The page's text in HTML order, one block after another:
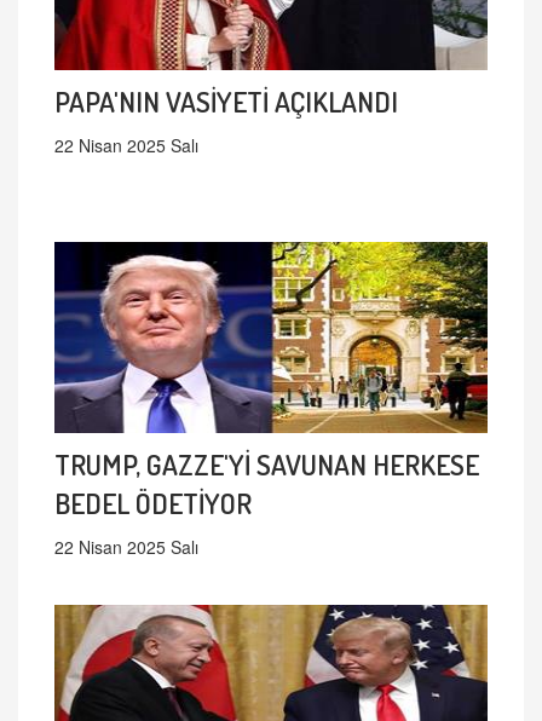
PAPA'NIN VASİYETİ AÇIKLANDI
22 Nisan 2025 Salı
TRUMP, GAZZE'Yİ SAVUNAN HERKESE
BEDEL ÖDETİYOR
22 Nisan 2025 Salı